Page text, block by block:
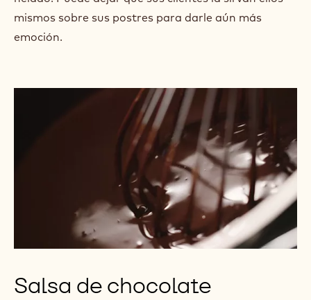
mismos sobre sus postres para darle aún más
emoción.
Salsa de chocolate